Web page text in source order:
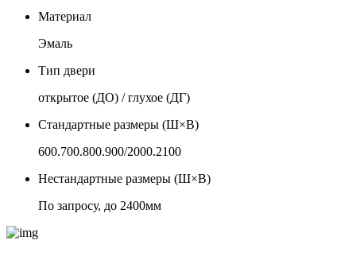
Материал
Эмаль
Тип двери
открытое (ДО) / глухое (ДГ)
Стандартные размеры (Ш×В)
600.700.800.900/2000.2100
Нестандартные размеры (Ш×В)
По запросу, до 2400мм